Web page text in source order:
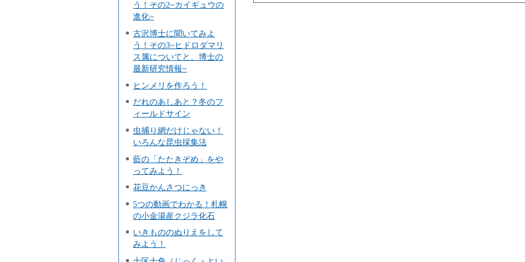
う！その2~カイギュウの
進化~
古沢博士に聞いてみよ
う！その3~ヒドロダマリ
ス属についてと、博士の
最新研究情報~
ヒンメリを作ろう！
だれのあしあと？冬のフ
ィールドサイン
虫捕り網だけじゃない！
いろんな昆虫採集法
藍の「たたきぞめ」をや
ってみよう！
花豆かんさつにっき
5つの動画でわかる！札幌
の小金湯産クジラ化石
いきもののぬりえをして
みよう！